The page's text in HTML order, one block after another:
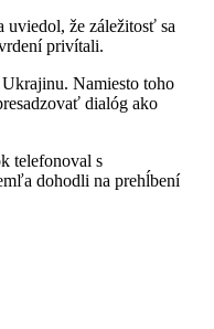
uviedol, že záležitosť sa
privítali.
Namiesto toho
dialóg ako
telefonoval s
dohodli na prehĺbení